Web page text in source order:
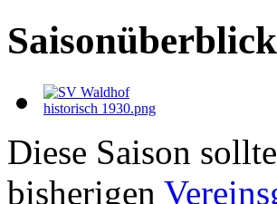
Saisonüberblick
Diese Saison
bisherigen